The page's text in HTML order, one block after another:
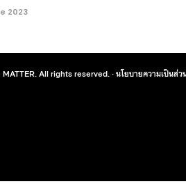
2023
All rights reserved. ·นโยบายความเป็นส่ว